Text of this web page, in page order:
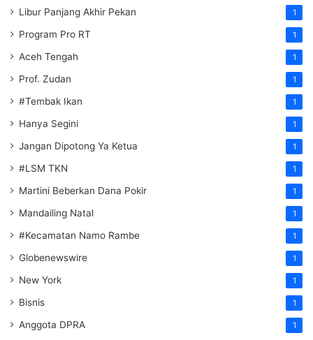
Libur Panjang Akhir Pekan 1
Program Pro RT 1
Aceh Tengah 1
Prof. Zudan 1
#Tembak Ikan 1
Hanya Segini 1
Jangan Dipotong Ya Ketua 1
#LSM TKN 1
Martini Beberkan Dana Pokir 1
Mandailing Natal 1
#Kecamatan Namo Rambe 1
Globenewswire 1
New York 1
Bisnis 1
Anggota DPRA 1